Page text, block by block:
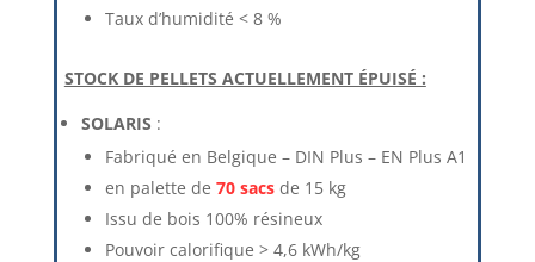
Taux d’humidité < 8 %
STOCK DE PELLETS ACTUELLEMENT ÉPUISÉ :
SOLARIS :
Fabriqué en Belgique – DIN Plus – EN Plus A1
en palette de 70 sacsde 15 kg
Issu de bois 100% résineux
Pouvoir calorifique > 4,6 kWh/kg